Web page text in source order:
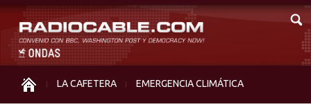
LA CAFETERA EMERGENCIA CLIMÁTICA